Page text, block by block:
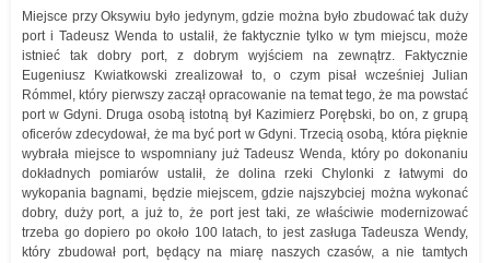
Miejsce przy Oksywiu było jedynym, gdzie można było zbudować tak duży
port i Tadeusz Wenda to ustalił, że faktycznie tylko w tym miejscu, może
istnieć tak dobry port, z dobrym wyjściem na zewnątrz. Faktycznie
Eugeniusz Kwiatkowski zrealizował to, o czym pisał wcześniej Julian
Rómmel, który pierwszy zaczął opracowanie na temat tego, że ma powstać
port w Gdyni. Druga osobą istotną był Kazimierz Porębski, bo on, z grupą
oficerów zdecydował, że ma być port w Gdyni. Trzecią osobą, która pięknie
wybrała miejsce to wspomniany już Tadeusz Wenda, który po dokonaniu
dokładnych pomiarów ustalił, że dolina rzeki Chylonki z łatwymi do
wykopania bagnami, będzie miejscem, gdzie najszybciej można wykonać
dobry, duży port, a już to, że port jest taki, ze właściwie modernizować
trzeba go dopiero po około 100 latach, to jest zasługa Tadeusza Wendy,
który zbudował port, będący na miarę naszych czasów, a nie tamtych